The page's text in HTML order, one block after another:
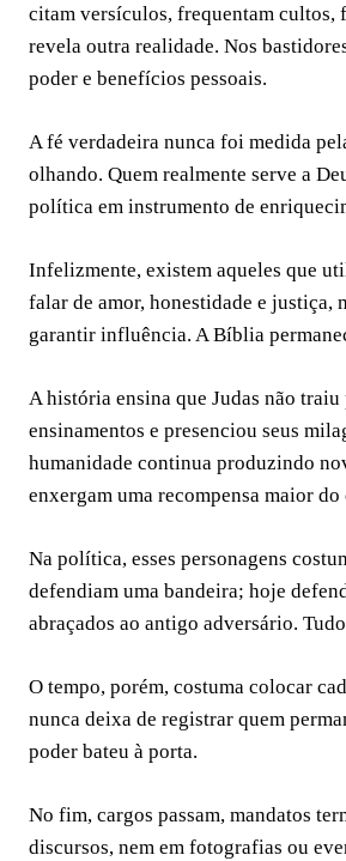
citam versículos, frequentam cultos,
revela outra realidade. Nos
poder e benefícios pessoais.
A fé verdadeira nunca foi medida
olhando. Quem realmente serve a
política em instrumento de
Infelizmente, existem aqueles que
falar de amor, honestidade e justiça,
garantir influência. A Bíblia
A história ensina que Judas não
ensinamentos e presenciou seus
humanidade continua produzindo
enxergam uma recompensa maior
Na política, esses personagens
defendiam uma bandeira; hoje
abraçados ao antigo adversário.
O tempo, porém, costuma colocar
nunca deixa de registrar quem
poder bateu à porta.
No fim, cargos passam, mandatos
discursos, nem em fotografias ou